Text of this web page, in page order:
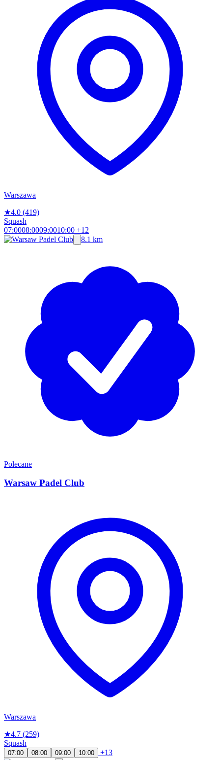
Warszawa
★4.0 (419)
Squash
07:0008:0009:0010:00 +12
8.1 km
Polecane
Warsaw Padel Club
Warszawa
★4.7 (259)
Squash
07:00 08:00 09:00 10:00
+13